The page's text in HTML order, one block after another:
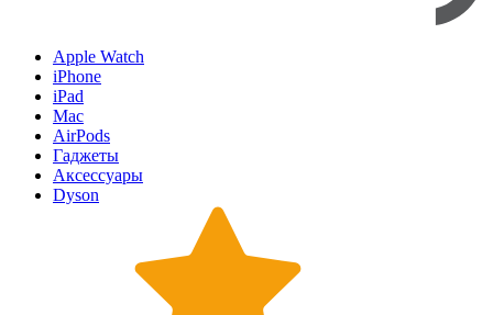
Apple Watch
iPhone
iPad
Mac
AirPods
Гаджеты
Аксессуары
Dyson